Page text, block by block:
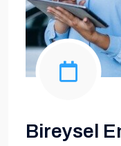
Bireysel